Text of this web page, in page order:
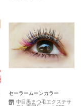
セーラームーンカラー
中目黒まつ毛エクステサ